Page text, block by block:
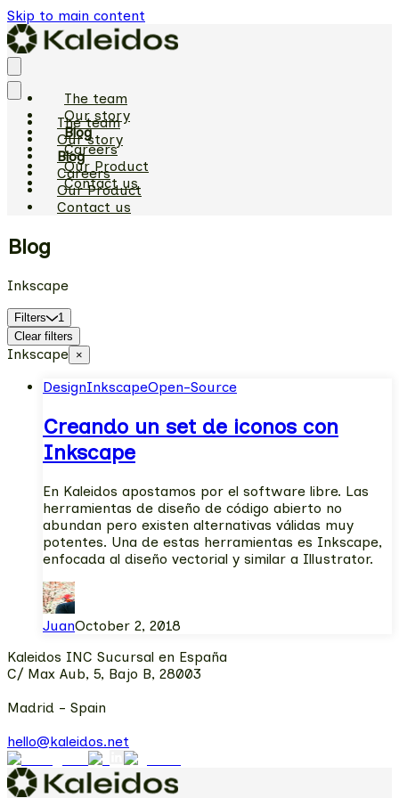
Skip to main content
The team
Our story
Blog
Careers
Our Product
Contact us
The team
Our story
Blog
Careers
Our Product
Contact us
Blog
Inkscape
Filters
1
Clear filters
Inkscape ×
DesignInkscapeOpen-Source
Creando un set de iconos con
Inkscape
En Kaleidos apostamos por el software libre. Las
herramientas de diseño de código abierto no
abundan pero existen alternativas válidas muy
potentes. Una de estas herramientas es Inkscape,
enfocada al diseño vectorial y similar a Illustrator.
JuanOctober 2, 2018
Kaleidos INC Sucursal en España
C/ Max Aub, 5, Bajo B, 28003
Madrid - Spain
hello@kaleidos.net